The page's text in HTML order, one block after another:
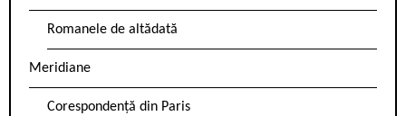
Romanele de altădată
Meridiane
Corespondență din Paris